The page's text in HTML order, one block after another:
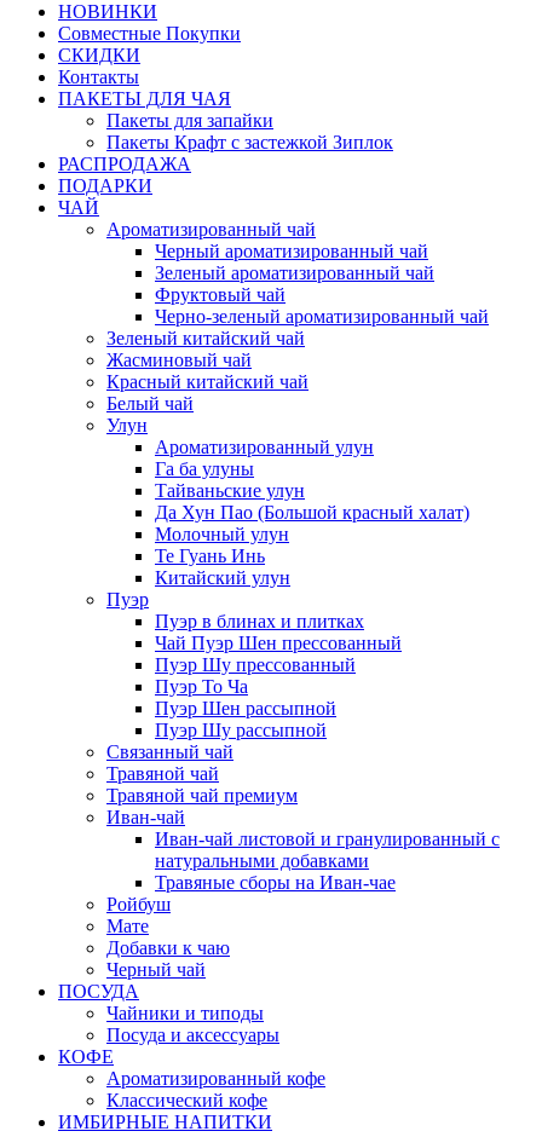
НОВИНКИ
Совместные Покупки
СКИДКИ
Контакты
ПАКЕТЫ ДЛЯ ЧАЯ
Пакеты для запайки
Пакеты Крафт с застежкой Зиплок
РАСПРОДАЖА
ПОДАРКИ
ЧАЙ
Ароматизированный чай
Черный ароматизированный чай
Зеленый ароматизированный чай
Фруктовый чай
Черно-зеленый ароматизированный чай
Зеленый китайский чай
Жасминовый чай
Красный китайский чай
Белый чай
Улун
Ароматизированный улун
Га ба улуны
Тайваньские улун
Да Хун Пао (Большой красный халат)
Молочный улун
Те Гуань Инь
Китайский улун
Пуэр
Пуэр в блинах и плитках
Чай Пуэр Шен прессованный
Пуэр Шу прессованный
Пуэр То Ча
Пуэр Шен рассыпной
Пуэр Шу рассыпной
Связанный чай
Травяной чай
Травяной чай премиум
Иван-чай
Иван-чай листовой и гранулированный с
натуральными добавками
Травяные сборы на Иван-чае
Ройбуш
Мате
Добавки к чаю
Черный чай
ПОСУДА
Чайники и типоды
Посуда и аксессуары
КОФЕ
Ароматизированный кофе
Классический кофе
ИМБИРНЫЕ НАПИТКИ